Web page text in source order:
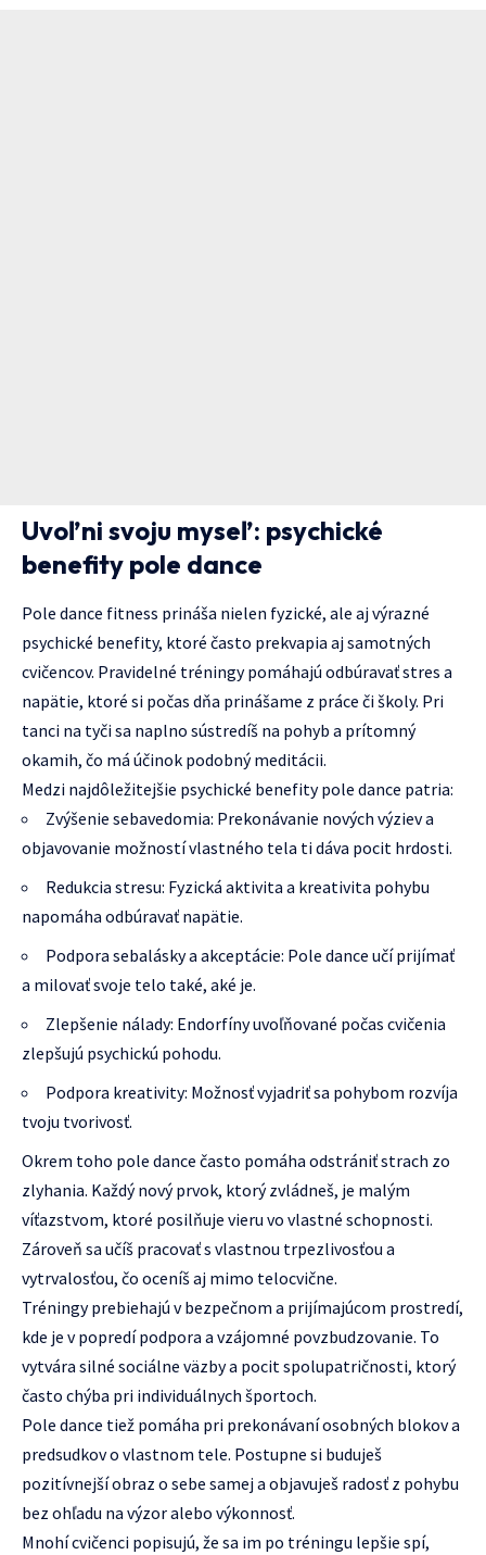
Uvoľni svoju myseľ: psychické
benefity pole dance
Pole dance fitness prináša nielen fyzické, ale aj výrazné
psychické benefity, ktoré často prekvapia aj samotných
cvičencov. Pravidelné tréningy pomáhajú odbúravať stres a
napätie, ktoré si počas dňa prinášame z práce či školy. Pri
tanci na tyči sa naplno sústredíš na pohyb a prítomný
okamih, čo má účinok podobný meditácii.
Medzi najdôležitejšie psychické benefity pole dance patria:
Zvýšenie sebavedomia: Prekonávanie nových výziev a
objavovanie možností vlastného tela ti dáva pocit hrdosti.
Redukcia stresu: Fyzická aktivita a kreativita pohybu
napomáha odbúravať napätie.
Podpora sebalásky a akceptácie: Pole dance učí prijímať
a milovať svoje telo také, aké je.
Zlepšenie nálady: Endorfíny uvoľňované počas cvičenia
zlepšujú psychickú pohodu.
Podpora kreativity: Možnosť vyjadriť sa pohybom rozvíja
tvoju tvorivosť.
Okrem toho pole dance často pomáha odstrániť strach zo
zlyhania. Každý nový prvok, ktorý zvládneš, je malým
víťazstvom, ktoré posilňuje vieru vo vlastné schopnosti.
Zároveň sa učíš pracovať s vlastnou trpezlivosťou a
vytrvalosťou, čo oceníš aj mimo telocvične.
Tréningy prebiehajú v bezpečnom a prijímajúcom prostredí,
kde je v popredí podpora a vzájomné povzbudzovanie. To
vytvára silné sociálne väzby a pocit spolupatričnosti, ktorý
často chýba pri individuálnych športoch.
Pole dance tiež pomáha pri prekonávaní osobných blokov a
predsudkov o vlastnom tele. Postupne si buduješ
pozitívnejší obraz o sebe samej a objavuješ radosť z pohybu
bez ohľadu na výzor alebo výkonnosť.
Mnohí cvičenci popisujú, že sa im po tréningu lepšie spí,